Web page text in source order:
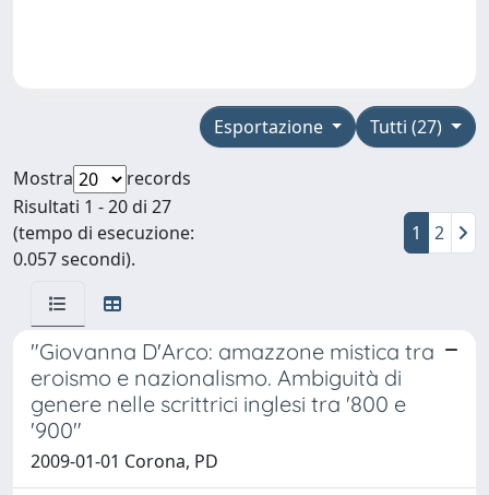
Tutti (27)
Esportazione
Mostra
records
Risultati 1 - 20 di 27
(tempo di esecuzione:
0.057 secondi).
1 2
"Giovanna D'Arco: amazzone mistica tra
eroismo e nazionalismo. Ambiguità di
genere nelle scrittrici inglesi tra '800 e
'900"
2009-01-01 Corona, PD